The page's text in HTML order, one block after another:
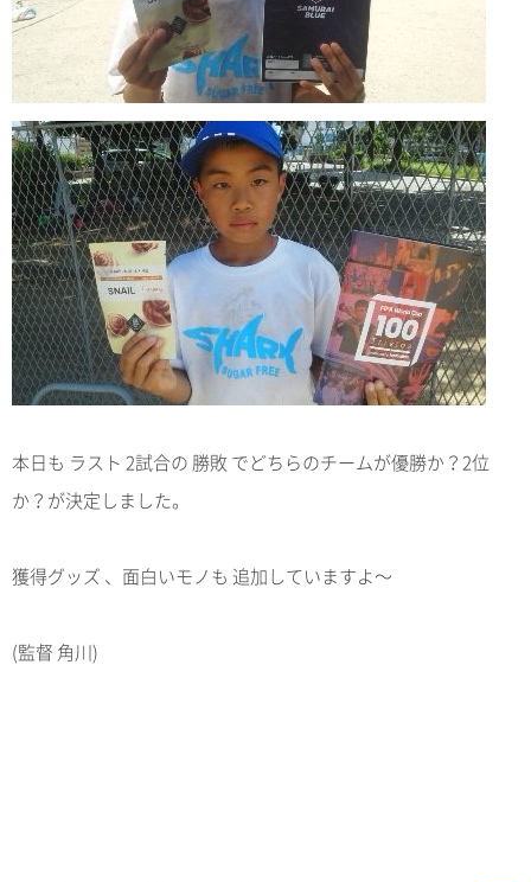
本日も ラスト 2試合の 勝敗 でどちらのチームが優勝か？2位
か？が決定しました。
獲得グッズ 、面白いモノも 追加していますよ～
(監督 角川)